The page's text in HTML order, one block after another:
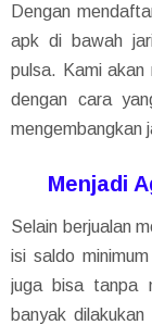
Dengan
apk di bawah
pulsa. Kami akan
dengan cara
mengembangkan
Menjadi
Selain berjualan
isi saldo
juga bisa tanpa
banyak